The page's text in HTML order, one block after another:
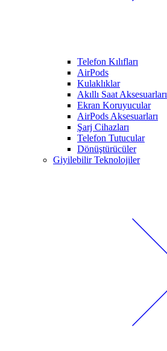
Telefon Kılıfları
AirPods
Kulaklıklar
Akıllı Saat Aksesuarları
Ekran Koruyucular
AirPods Aksesuarları
Şarj Cihazları
Telefon Tutucular
Dönüştürücüler
Giyilebilir Teknolojiler